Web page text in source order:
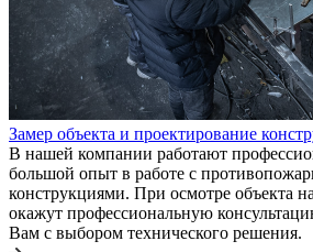
Замер объекта и проектирование
В нашей компании работают
большой опыт в работе с
конструкциями. При осмотре объекта
окажут профессиональную
Вам с выбором технического решения.